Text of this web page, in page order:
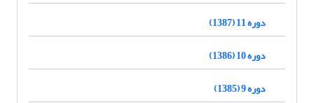
دوره 11 (1387)
دوره 10 (1386)
دوره 9 (1385)